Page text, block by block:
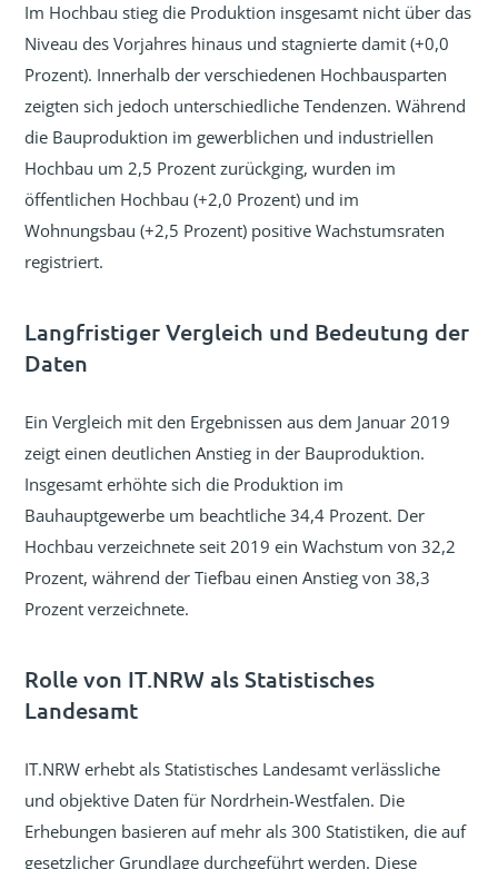
Im Hochbau stieg die Produktion insgesamt nicht über das
Niveau des Vorjahres hinaus und stagnierte damit (+0,0
Prozent). Innerhalb der verschiedenen Hochbausparten
zeigten sich jedoch unterschiedliche Tendenzen. Während
die Bauproduktion im gewerblichen und industriellen
Hochbau um 2,5 Prozent zurückging, wurden im
öffentlichen Hochbau (+2,0 Prozent) und im
Wohnungsbau (+2,5 Prozent) positive Wachstumsraten
registriert.
Langfristiger Vergleich und Bedeutung der
Daten
Ein Vergleich mit den Ergebnissen aus dem Januar 2019
zeigt einen deutlichen Anstieg in der Bauproduktion.
Insgesamt erhöhte sich die Produktion im
Bauhauptgewerbe um beachtliche 34,4 Prozent. Der
Hochbau verzeichnete seit 2019 ein Wachstum von 32,2
Prozent, während der Tiefbau einen Anstieg von 38,3
Prozent verzeichnete.
Rolle von IT.NRW als Statistisches
Landesamt
IT.NRW erhebt als Statistisches Landesamt verlässliche
und objektive Daten für Nordrhein-Westfalen. Die
Erhebungen basieren auf mehr als 300 Statistiken, die auf
gesetzlicher Grundlage durchgeführt werden. Diese